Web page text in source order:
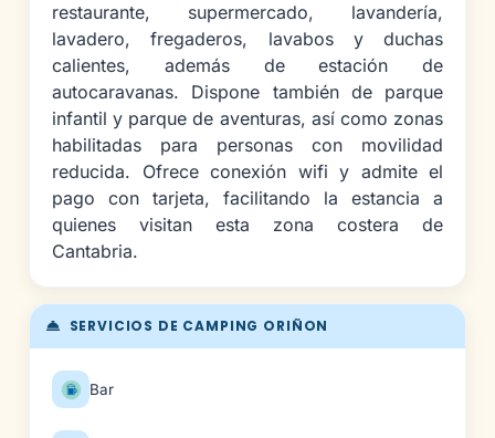
SERVICIOS DE CAMPING ORIÑON
Bar
restaurante, supermercado, lavandería,
lavadero, fregaderos, lavabos y duchas
calientes, además de estación de
autocaravanas. Dispone también de parque
infantil y parque de aventuras, así como zonas
habilitadas para personas con movilidad
reducida. Ofrece conexión wifi y admite el
pago con tarjeta, facilitando la estancia a
quienes visitan esta zona costera de
Cantabria.